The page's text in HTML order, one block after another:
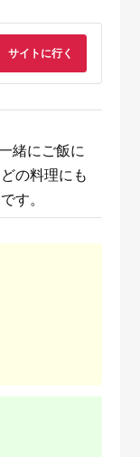
次発
潮うに 240g
サイトに行く
緒にご飯に
の料理にも
す。